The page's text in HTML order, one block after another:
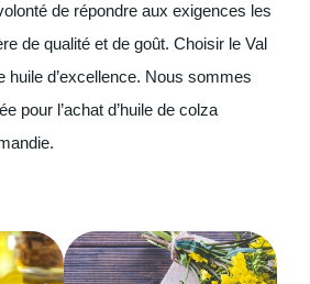
de répondre aux exigences les
de qualité et de goût. Choisir le Val
huile d’excellence. Nous sommes
pour l’achat d’huile de colza